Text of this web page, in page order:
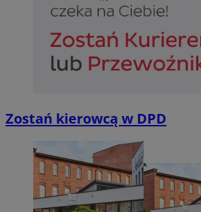
Zostań kierowcą w DPD